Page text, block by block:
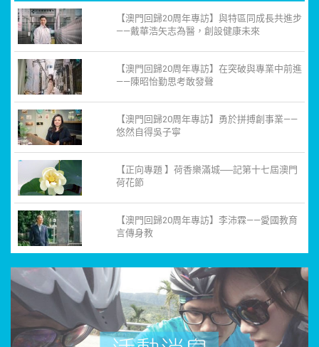
【澳門回歸20周年專訪】與特區同成長共進步
——戴華浩矢志為醫，創設健康未來
【澳門回歸20周年專訪】在突破與專業中前進
——陳昭怡勤思考敢發聲
【澳門回歸20周年專訪】勇於拼搏創事業——
悠然自得吳子寧
【正向專題 】荷香樂滿城──記第十七屆澳門
荷花節
【澳門回歸20周年專訪】李沛霖——愛國教育
言傳身教